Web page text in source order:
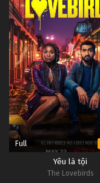
Full
Yêu là tội
The Lovebirds